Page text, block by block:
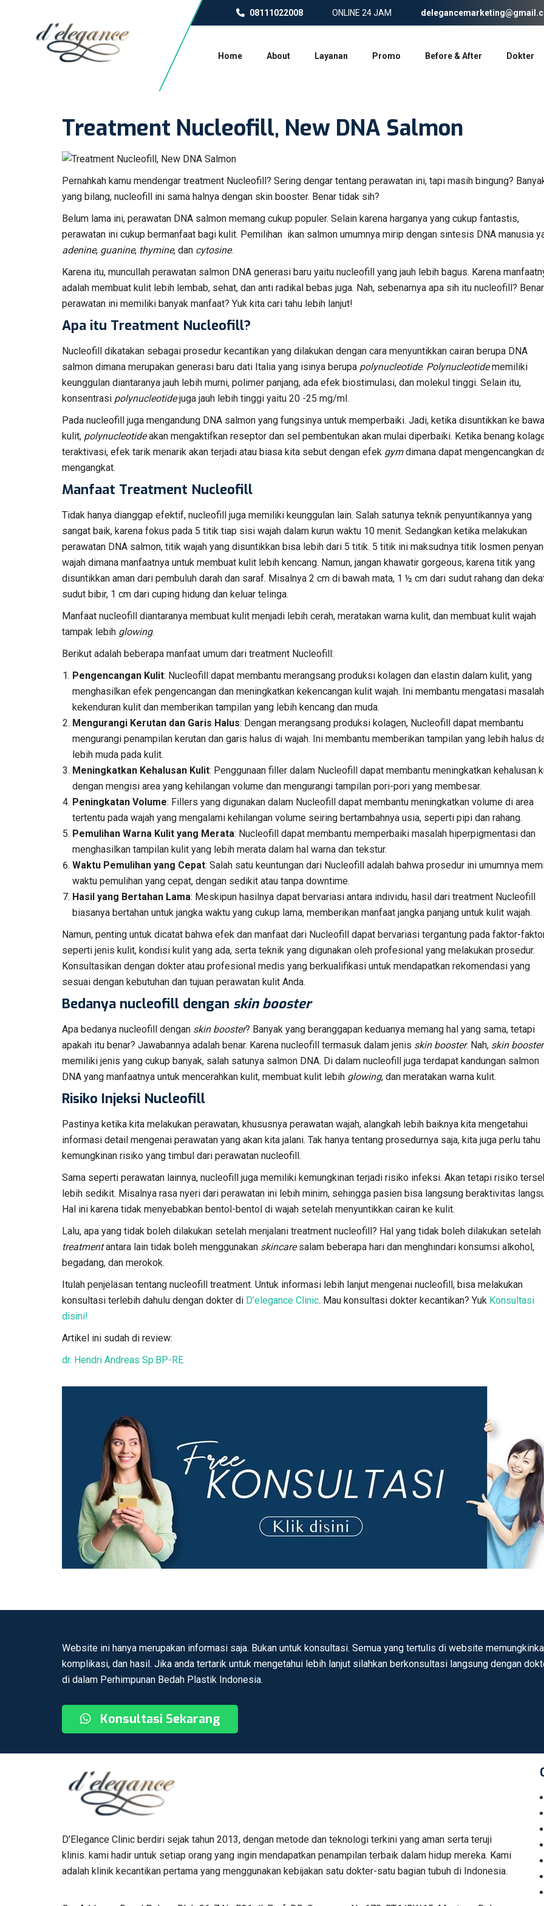
08111022008 ONLINE 24 JAM
Home About Layanan Promo Before & After Dokter
Treatment Nucleofill, New DNA Salmon
Pernahkah kamu mendengar treatment Nucleofill? Sering dengar tentang perawatan ini, tapi masih bingung?
yang bilang, nucleofill ini sama halnya dengan skin booster. Benar tidak sih?
Belum lama ini, perawatan DNA salmon memang cukup populer. Selain karena harganya yang cukup fantastis,
perawatan ini cukup bermanfaat bagi kulit. Pemilihan ikan salmon umumnya mirip dengan sintesis DNA manusia
adenine, guanine, thymine, dan cytosine.
Karena itu, muncullah perawatan salmon DNA generasi baru yaitu nucleofill yang jauh lebih bagus. Karena
adalah membuat kulit lebih lembab, sehat, dan anti radikal bebas juga. Nah, sebenarnya apa sih itu nucleofill?
perawatan ini memiliki banyak manfaat? Yuk kita cari tahu lebih lanjut!
Apa itu Treatment Nucleofill?
Nucleofill dikatakan sebagai prosedur kecantikan yang dilakukan dengan cara menyuntikkan cairan berupa DNA
salmon dimana merupakan generasi baru dati Italia yang isinya berupa polynucleotide. Polynucleotidememiliki
keunggulan diantaranya jauh lebih murni, polimer panjang, ada efek biostimulasi, dan molekul tinggi. Selain itu,
konsentrasi polynucleotidejuga jauh lebih tinggi yaitu 20 -25 mg/ml.
Pada nucleofill juga mengandung DNA salmon yang fungsinya untuk memperbaiki. Jadi, ketika disuntikkan ke
kulit, polynucleotideakan mengaktifkan reseptor dan sel pembentukan akan mulai diperbaiki. Ketika benang
teraktivasi, efek tarik menarik akan terjadi atau biasa kita sebut dengan efek gymdimana dapat mengencangkan
mengangkat.
Manfaat Treatment Nucleofill
Tidak hanya dianggap efektif, nucleofill juga memiliki keunggulan lain. Salah satunya teknik penyuntikannya yang
sangat baik, karena fokus pada 5 titik tiap sisi wajah dalam kurun waktu 10 menit. Sedangkan ketika melakukan
perawatan DNA salmon, titik wajah yang disuntikkan bisa lebih dari 5 titik. 5 titik ini maksudnya titik losmen
wajah dimana manfaatnya untuk membuat kulit lebih kencang. Namun, jangan khawatir gorgeous, karena titik yang
disuntikkan aman dari pembuluh darah dan saraf. Misalnya 2 cm di bawah mata, 1 ½ cm dari sudut rahang dan
sudut bibir, 1 cm dari cuping hidung dan keluar telinga.
Manfaat nucleofill diantaranya membuat kulit menjadi lebih cerah, meratakan warna kulit, dan membuat kulit wajah
tampak lebih glowing.
Berikut adalah beberapa manfaat umum dari treatment Nucleofill:
Pengencangan Kulit: Nucleofill dapat membantu merangsang produksi kolagen dan elastin dalam kulit, yang
menghasilkan efek pengencangan dan meningkatkan kekencangan kulit wajah. Ini membantu mengatasi masalah
kekenduran kulit dan memberikan tampilan yang lebih kencang dan muda.
Mengurangi Kerutan dan Garis Halus: Dengan merangsang produksi kolagen, Nucleofill dapat membantu
mengurangi penampilan kerutan dan garis halus di wajah. Ini membantu memberikan tampilan yang lebih halus
lebih muda pada kulit.
Meningkatkan Kehalusan Kulit: Penggunaan filler dalam Nucleofill dapat membantu meningkatkan kehalusan
dengan mengisi area yang kehilangan volume dan mengurangi tampilan pori-pori yang membesar.
Peningkatan Volume: Fillers yang digunakan dalam Nucleofill dapat membantu meningkatkan volume di area
tertentu pada wajah yang mengalami kehilangan volume seiring bertambahnya usia, seperti pipi dan rahang.
Pemulihan Warna Kulit yang Merata: Nucleofill dapat membantu memperbaiki masalah hiperpigmentasi dan
menghasilkan tampilan kulit yang lebih merata dalam hal warna dan tekstur.
Waktu Pemulihan yang Cepat: Salah satu keuntungan dari Nucleofill adalah bahwa prosedur ini umumnya
waktu pemulihan yang cepat, dengan sedikit atau tanpa downtime.
Hasil yang Bertahan Lama: Meskipun hasilnya dapat bervariasi antara individu, hasil dari treatment Nucleofill
biasanya bertahan untuk jangka waktu yang cukup lama, memberikan manfaat jangka panjang untuk kulit wajah.
Namun, penting untuk dicatat bahwa efek dan manfaat dari Nucleofill dapat bervariasi tergantung pada faktor-
seperti jenis kulit, kondisi kulit yang ada, serta teknik yang digunakan oleh profesional yang melakukan prosedur.
Konsultasikan dengan dokter atau profesional medis yang berkualifikasi untuk mendapatkan rekomendasi yang
sesuai dengan kebutuhan dan tujuan perawatan kulit Anda.
Bedanya nucleofill dengan skin booster
Apa bedanya nucleofill dengan skin booster? Banyak yang beranggapan keduanya memang hal yang sama, tetapi
apakah itu benar? Jawabannya adalah benar. Karena nucleofill termasuk dalam jenis skin booster. Nah, skin booster
memiliki jenis yang cukup banyak, salah satunya salmon DNA. Di dalam nucleofill juga terdapat kandungan salmon
DNA yang manfaatnya untuk mencerahkan kulit, membuat kulit lebih glowing, dan meratakan warna kulit.
Risiko Injeksi Nucleofill
Pastinya ketika kita melakukan perawatan, khususnya perawatan wajah, alangkah lebih baiknya kita mengetahui
informasi detail mengenai perawatan yang akan kita jalani. Tak hanya tentang prosedurnya saja, kita juga perlu tahu
kemungkinan risiko yang timbul dari perawatan nucleofill.
Sama seperti perawatan lainnya, nucleofill juga memiliki kemungkinan terjadi risiko infeksi. Akan tetapi risiko
lebih sedikit. Misalnya rasa nyeri dari perawatan ini lebih minim, sehingga pasien bisa langsung beraktivitas
Hal ini karena tidak menyebabkan bentol-bentol di wajah setelah menyuntikkan cairan ke kulit.
Lalu, apa yang tidak boleh dilakukan setelah menjalani treatment nucleofill? Hal yang tidak boleh dilakukan setelah
treatmentantara lain tidak boleh menggunakan skincaresalam beberapa hari dan menghindari konsumsi alkohol,
begadang, dan merokok.
Itulah penjelasan tentang nucleofill treatment. Untuk informasi lebih lanjut mengenai nucleofill, bisa melakukan
konsultasi terlebih dahulu dengan dokter di D’elegance Clinic. Mau konsultasi dokter kecantikan? Yuk Konsultasi
disini!
Artikel ini sudah di review:
dr. Hendri Andreas Sp.BP-RE
Website ini hanya merupakan informasi saja. Bukan untuk konsultasi. Semua yang tertulis di website
komplikasi, dan hasil. Jika anda tertarik untuk mengetahui lebih lanjut silahkan berkonsultasi langsung dengan
di dalam Perhimpunan Bedah Plastik Indonesia.
Konsultasi Sekarang
D’Elegance Clinic berdiri sejak tahun 2013, dengan metode dan teknologi terkini yang aman serta teruji
klinis. kami hadir untuk setiap orang yang ingin mendapatkan penampilan terbaik dalam hidup mereka. Kami
adalah klinik kecantikan pertama yang menggunakan kebijakan satu dokter-satu bagian tubuh di Indonesia.